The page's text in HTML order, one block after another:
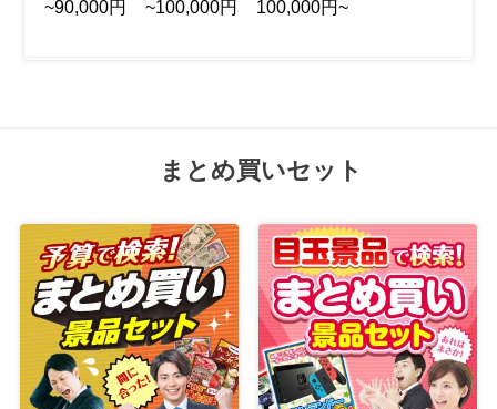
~90,000円 ~100,000円 100,000円~
まとめ買いセット